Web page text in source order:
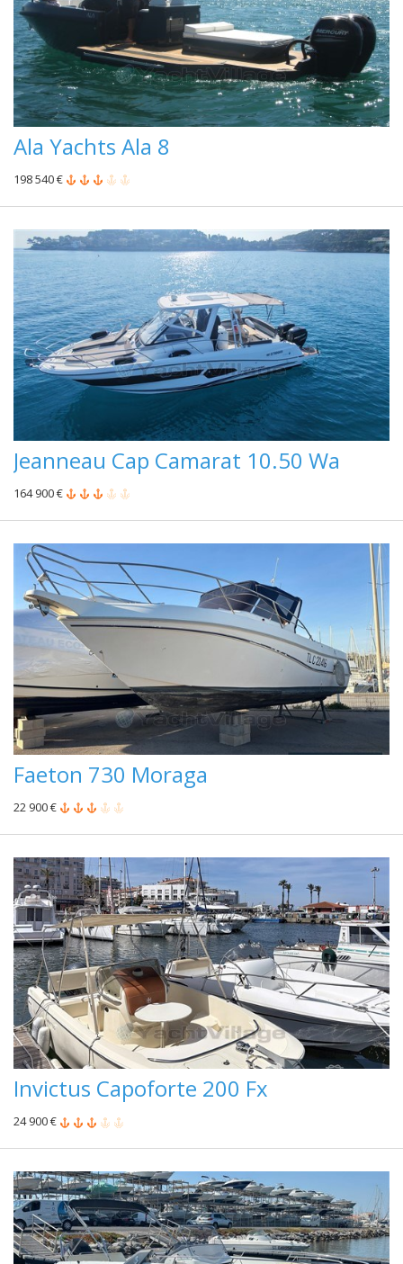
Ala Yachts Ala 8
198 540 €
Jeanneau Cap Camarat 10.50 Wa
164 900 €
Faeton 730 Moraga
22 900 €
Invictus Capoforte 200 Fx
24 900 €